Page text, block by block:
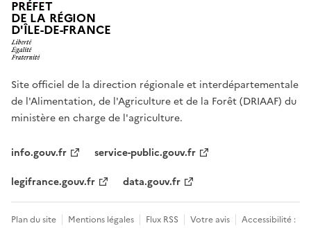
PRÉFET
DE LA RÉGION
D'ÎLE-DE-FRANCE
Site officiel de la direction régionale et interdépartementale
de l'Alimentation, de l'Agriculture et de la Forêt (DRIAAF) du
ministère en charge de l'agriculture.
info.gouv.fr
service-public.gouv.fr
legifrance.gouv.fr
data.gouv.fr
Plan du site Mentions légales Flux RSS Votre avis Accessibilité :